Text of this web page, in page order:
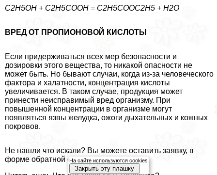
С2Н5ОН + С2Н5СООН = С2Н5СООС2Н5 + Н2О
ВРЕД ОТ ПРОПИОНОВОЙ КИСЛОТЫ
Если придерживаться всех мер безопасности и
дозировки этого вещества, то никакой опасности не
может быть. Но бывают случаи, когда из-за человеческого
фактора и халатности, концентрация кислоты
увеличивается. В таком случае, продукция может
принести неисправимый вред организму. При
повышенной концентрации в организме могут
появляться язвы желудка, ожоги дыхательных и кожных
покровов.
Не нашли что искали? Вы можете оставить заявку, в
форме обратной связи.На сайте используются cookies
Закрыть эту плашку